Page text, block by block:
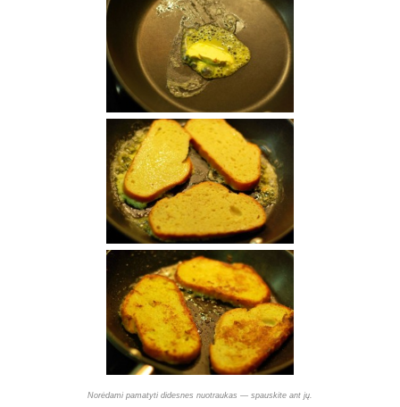
Norė­dami pama­tyti dides­nes nuo­trau­kas — spau­s­kite ant jų.